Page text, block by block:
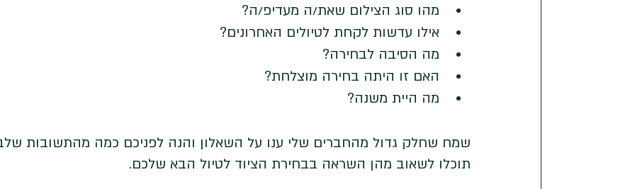
מהו סוג הצילום שאת/ה מעדיפ/ה?
אילו עדשות לקחת לטיולים האחרונים?
מה הסיבה לבחירה?
האם זו היתה בחירה מוצלחת?
מה היית משנה?
שמח שחלק גדול מהחברים שלי ענו על השאלון והנה לפניכם כמה מהתשובות
תוכלו לשאוב מהן השראה בבחירת הציוד לטיול הבא שלכם.